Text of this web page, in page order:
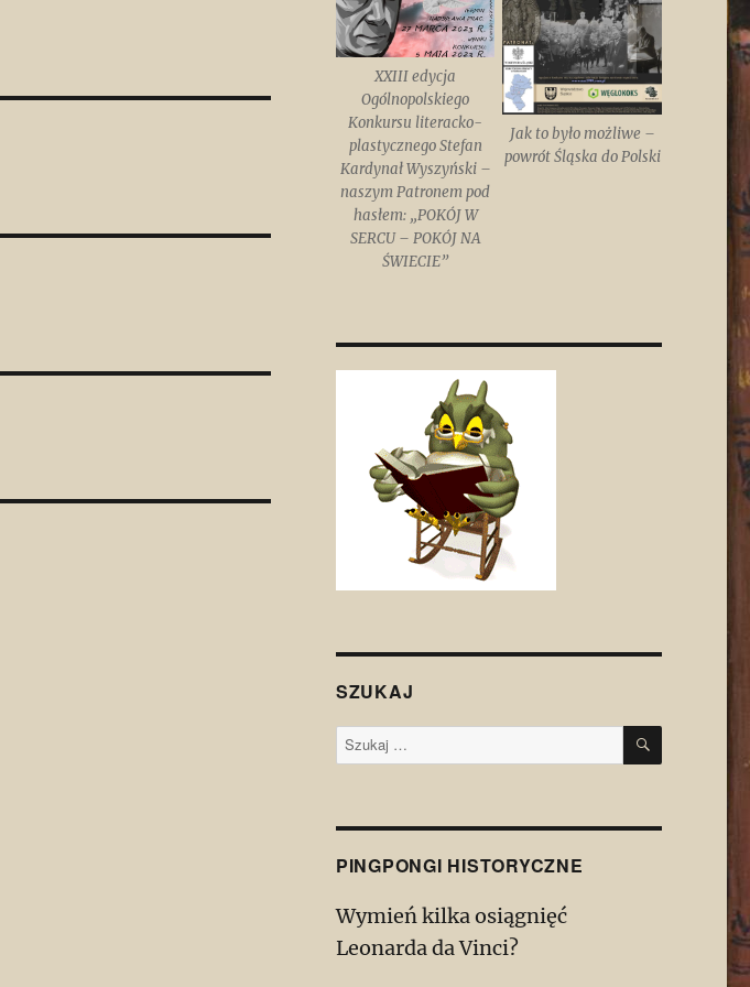
XXIII edycja
Ogólnopolskiego
Konkursu literacko-
plastycznego Stefan
Kardynał Wyszyński –
naszym Patronem pod
hasłem: „POKÓJ W
SERCU – POKÓJ NA
ŚWIECIE”
Jak to było możliwe –
powrót Śląska do Polski
SZUKAJ
Szukaj: SZUKAJ
PINGPONGI HISTORYCZNE
Wymień kilka osiągnięć
Leonarda da Vinci?